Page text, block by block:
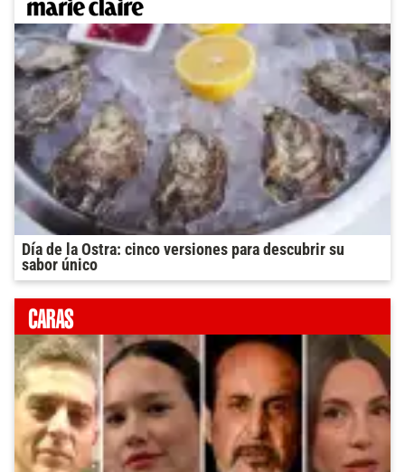
Día de la Ostra: cinco versiones para descubrir su
sabor único